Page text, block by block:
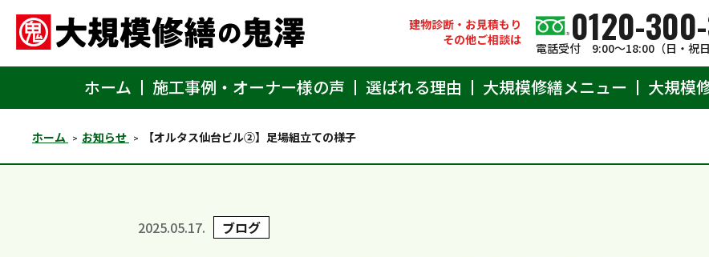
建物診断・お見積もり
その他ご相談は
0120-
電話受付 9:00〜18:00（日・祝日
ホーム
施工事例・オーナー様の声 選ばれる理由 大規模修繕メニュー 大規模
ホーム お知らせ 【オルタス仙台ビル②】足場組立ての様子
2025.05.17. ブログ